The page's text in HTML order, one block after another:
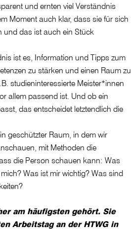
und ernten viel Verständnis
Moment auch klar, dass sie für sich
und das ist auch ein Stück
ist es, Information und Tipps zum
zu stärken und einen Raum zu
studieninteressierte Meister*innen
allem passend ist. Und ob ein
das entscheidet letztendlich die
geschützter Raum, in dem wir
mit Methoden die
die Person schauen kann: Was
Was ist mir wichtig? Was sind
am häufigsten gehört. Sie
Arbeitstag an der HTWG in